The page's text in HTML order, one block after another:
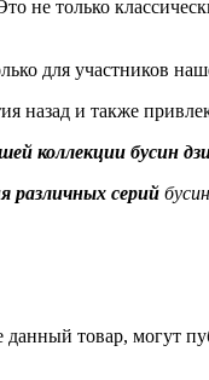
не только
для участников
назад и также
коллекции бусин
различных серий
товар, могут